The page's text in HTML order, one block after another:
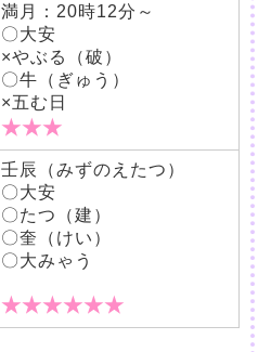
満月：20時12分～
〇大安
×やぶる（破）
〇牛（ぎゅう）
×五む日
★★★
壬辰（みずのえたつ）
〇大安
〇たつ（建）
〇奎（けい）
〇大みゃう
★★★★★★